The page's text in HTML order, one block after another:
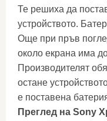
Те решиха да
устройството.
Още при пръв
около екрана има
Производителят
остане
е поставена
Преглед на Sony